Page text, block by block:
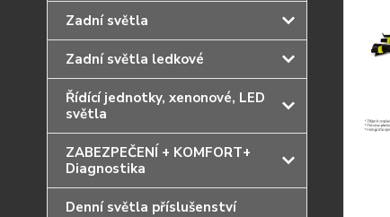
Zadní světla
Zadní světla ledkové
Řídící jednotky, xenonové, LED
světla
ZABEZPEČENÍ + KOMFORT+
Diagnostika
Denní světla příslušenství